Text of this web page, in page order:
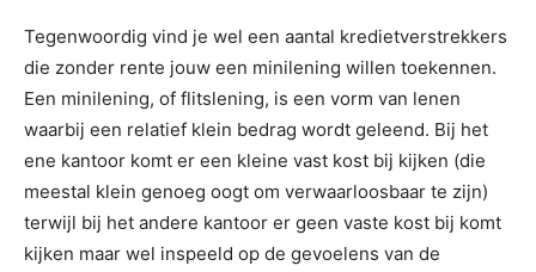
Tegenwoordig vind je wel een aantal kredietverstrekkers
die zonder rente jouw een minilening willen toekennen.
Een minilening, of flitslening, is een vorm van lenen
waarbij een relatief klein bedrag wordt geleend. Bij het
ene kantoor komt er een kleine vast kost bij kijken (die
meestal klein genoeg oogt om verwaarloosbaar te zijn)
terwijl bij het andere kantoor er geen vaste kost bij komt
kijken maar wel inspeeld op de gevoelens van de